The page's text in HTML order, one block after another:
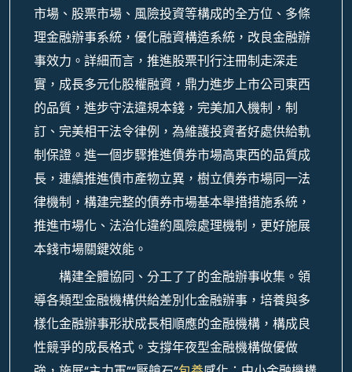
市場、股票市場、風險投資等構成的全方位、多條
理金融辦事系統，優化融資構造系統，改良金融辦
事效力。詳細而言，推進股票刊行注冊制走深走
實，成長多元化股權融資，鼎力進步上市公司東西
的品質，進步守法違規本錢，完美加入機制，制
訂、完美相干法令律例，為維護投資者好處供給軌
制保證。進一個步驟推進債券市場高東西的品質成
長，連續推進債市產物立異，樹立債券市場同一法
律機制，構建完整的債券市場基本舉措措施系統，
推進市場化、法治化違約風險處理機制，更好施展
本錢市場關鍵效能。
構建全體協同、分工了了的金融辦事收集。領
導各類型金融機構供給差別化金融辦事，培養與多
樣化金融辦事形狀成長相順應的金融機構，構成良
性競爭的成長格式。支撐年夜型金融機構做優做